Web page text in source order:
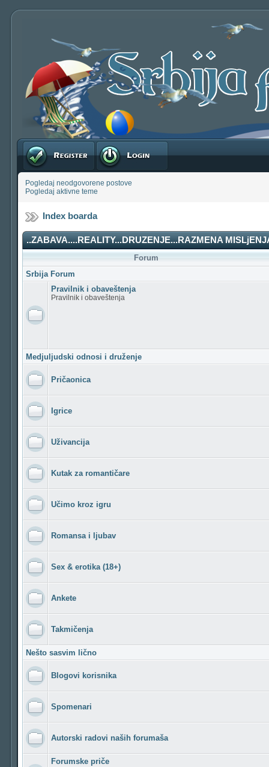
Registruj se Prijavite se
Pogledaj neodgovorene postove
Pogledaj aktivne teme
Index boarda
..ZABAVA....REALITY...DRUZENJE...RAZMENA
Forum
Srbija Forum
Pravilnik i obaveštenja
Pravilnik i obaveštenja
Medjuljudski odnosi i druženje
Pričaonica
Igrice
Uživancija
Kutak za romantičare
Učimo kroz igru
Romansa i ljubav
Sex & erotika (18+)
Ankete
Takmičenja
Nešto sasvim lično
Blogovi korisnika
Spomenari
Autorski radovi naših forumaša
Forumske priče